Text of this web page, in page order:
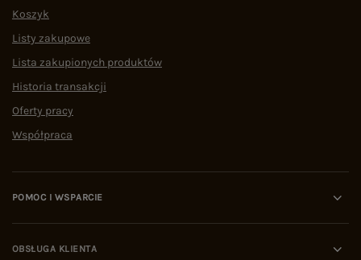
Koszyk
Listy zakupowe
Lista zakupionych produktów
Historia transakcji
Oferty pracy
Współpraca
POMOC I WSPARCIE
OBSŁUGA KLIENTA